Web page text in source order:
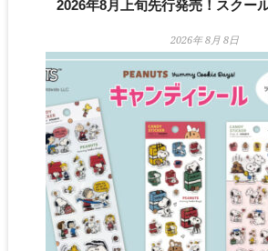
2026年8月上旬先行発売！スクー
2026年 8月 8日